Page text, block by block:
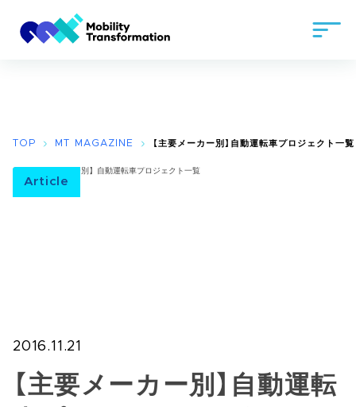
TOP MT MAGAZINE 【主要メーカー別】自動運転車プロジェクト一覧
Article
2016.11.21
【主要メーカー別】自動運転